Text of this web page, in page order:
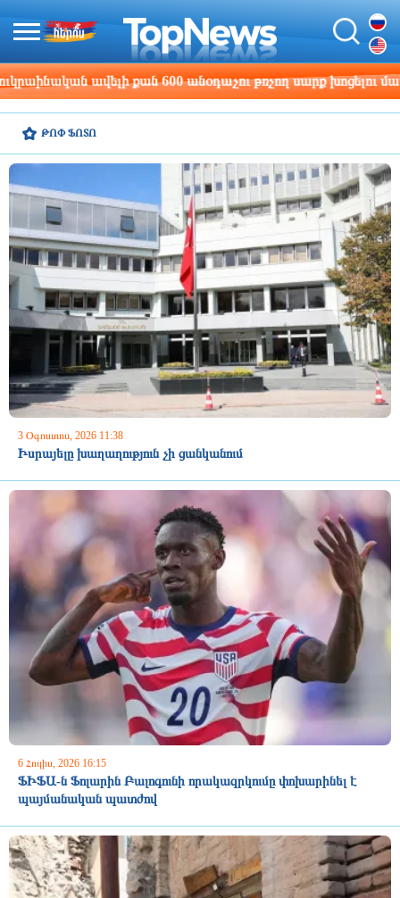
սարք խոցելու մասին 14:18 Քրիստիննե
ԹՈՓ ՖՈՏՈ
3 Օգոստոս, 2026 11:38
Իսրայելը խաղաղություն չի ցանկանում
6 Հուլիս, 2026 16:15
ՖԻՖԱ-ն Ֆոլարին Բալոգունի որակազրկումը փոխարինել է
պայմանական պատժով